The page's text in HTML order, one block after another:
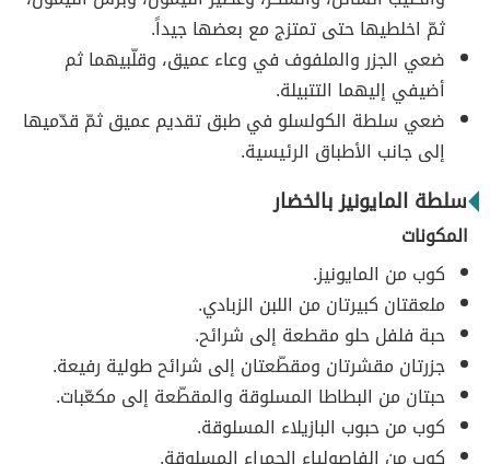
ثمّ اخلطيها حتى تمتزج مع بعضها جيداً.
ضعي الجزر والملفوف في وعاء عميق، وقلّبيهما ثم
أضيفي إليهما التتبيلة.
ضعي سلطة الكولسلو في طبق تقديم عميق ثمّ قدّميها
إلى جانب الأطباق الرئيسية.
سلطة المايونيز بالخضار
المكونات
كوب من المايونيز.
ملعقتان كبيرتان من اللبن الزبادي.
حبة فلفل حلو مقطعة إلى شرائح.
جزرتان مقشرتان ومقطّعتان إلى شرائح طولية رفيعة.
حبتان من البطاطا المسلوقة والمقطّعة إلى مكعّبات.
كوب من حبوب البازيلاء المسلوقة.